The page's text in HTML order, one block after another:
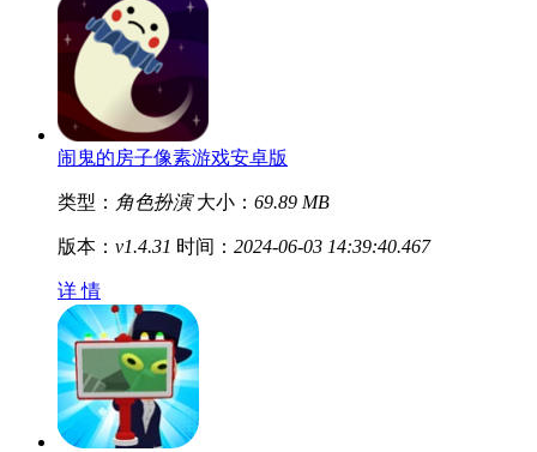
闹鬼的房子像素游戏安卓版
类型： 角色扮演 大小： 69.89 MB
版本： v1.4.31 时间： 2024-06-03 14:39:40.467
详 情